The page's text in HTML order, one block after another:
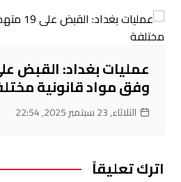
وفق مواد قانونية
الثلاثاء, 23 سبتمبر 2025, 22:54
اترك تعليقاً